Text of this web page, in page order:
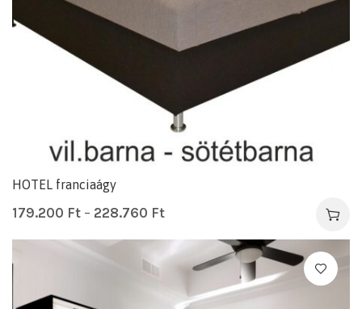
HOTEL franciaágy
179.200 Ft – 228.760 Ft